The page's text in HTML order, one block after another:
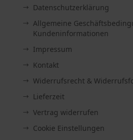
Datenschutzerklärung
Allgemeine
Kundeninformationen
Impressum
Kontakt
Widerrufsrecht &
Lieferzeit
Vertrag widerrufen
Cookie Einstellungen